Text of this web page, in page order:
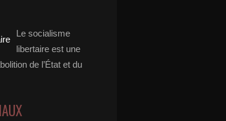
Le socialisme
libertaire est une
de l’État et du